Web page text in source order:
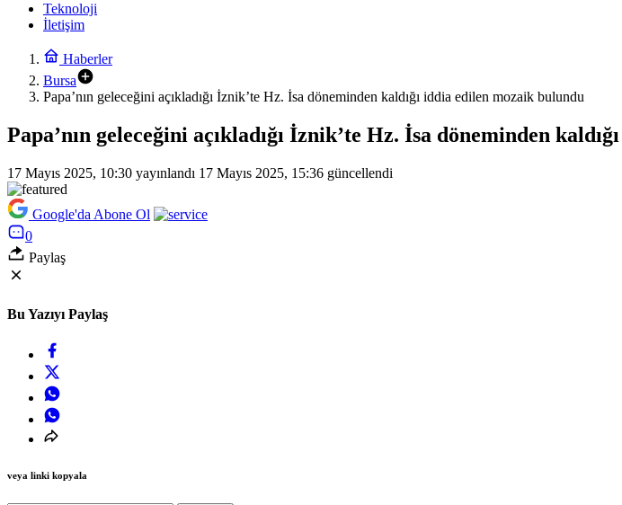
Teknoloji
İletişim
Haberler
Bursa
Papa’nın geleceğini açıkladığı İznik’te Hz. İsa döneminden kaldığı iddia edilen mozaik bulundu
Papa’nın geleceğini açıkladığı İznik’te Hz. İsa döneminden
17 Mayıs 2025, 10:30 yayınlandı 17 Mayıs 2025, 15:36 güncellendi
Google'da Abone Ol
0
Paylaş
Bu Yazıyı Paylaş
veya linki kopyala